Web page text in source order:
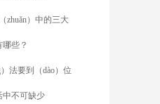
zhuǎn）中的三大
些？
法要到（dào）位
中不可缺少